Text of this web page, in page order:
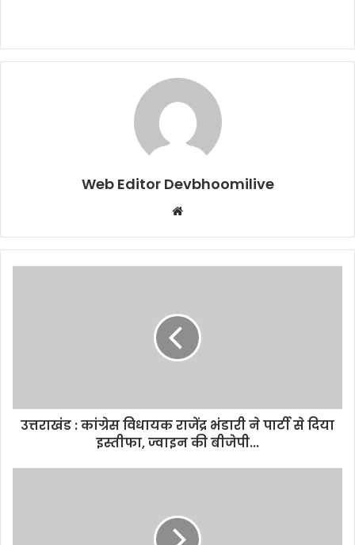
Web Editor Devbhoomilive
Website
उत्तराखंड : कांग्रेस विधायक राजेंद्र भंडारी ने पार्टी से दिया
इस्तीफा, ज्वाइन की बीजेपी...